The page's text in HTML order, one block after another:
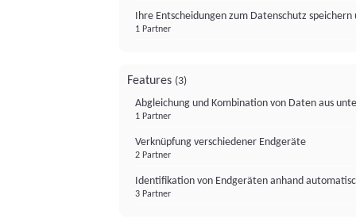
Ihre Entscheidungen zum Datenschutz
1 Partner
Features (3)
Abgleichung und Kombination von Daten aus
1 Partner
Verknüpfung verschiedener Endgeräte
2 Partner
Identifikation von Endgeräten anhand
3 Partner